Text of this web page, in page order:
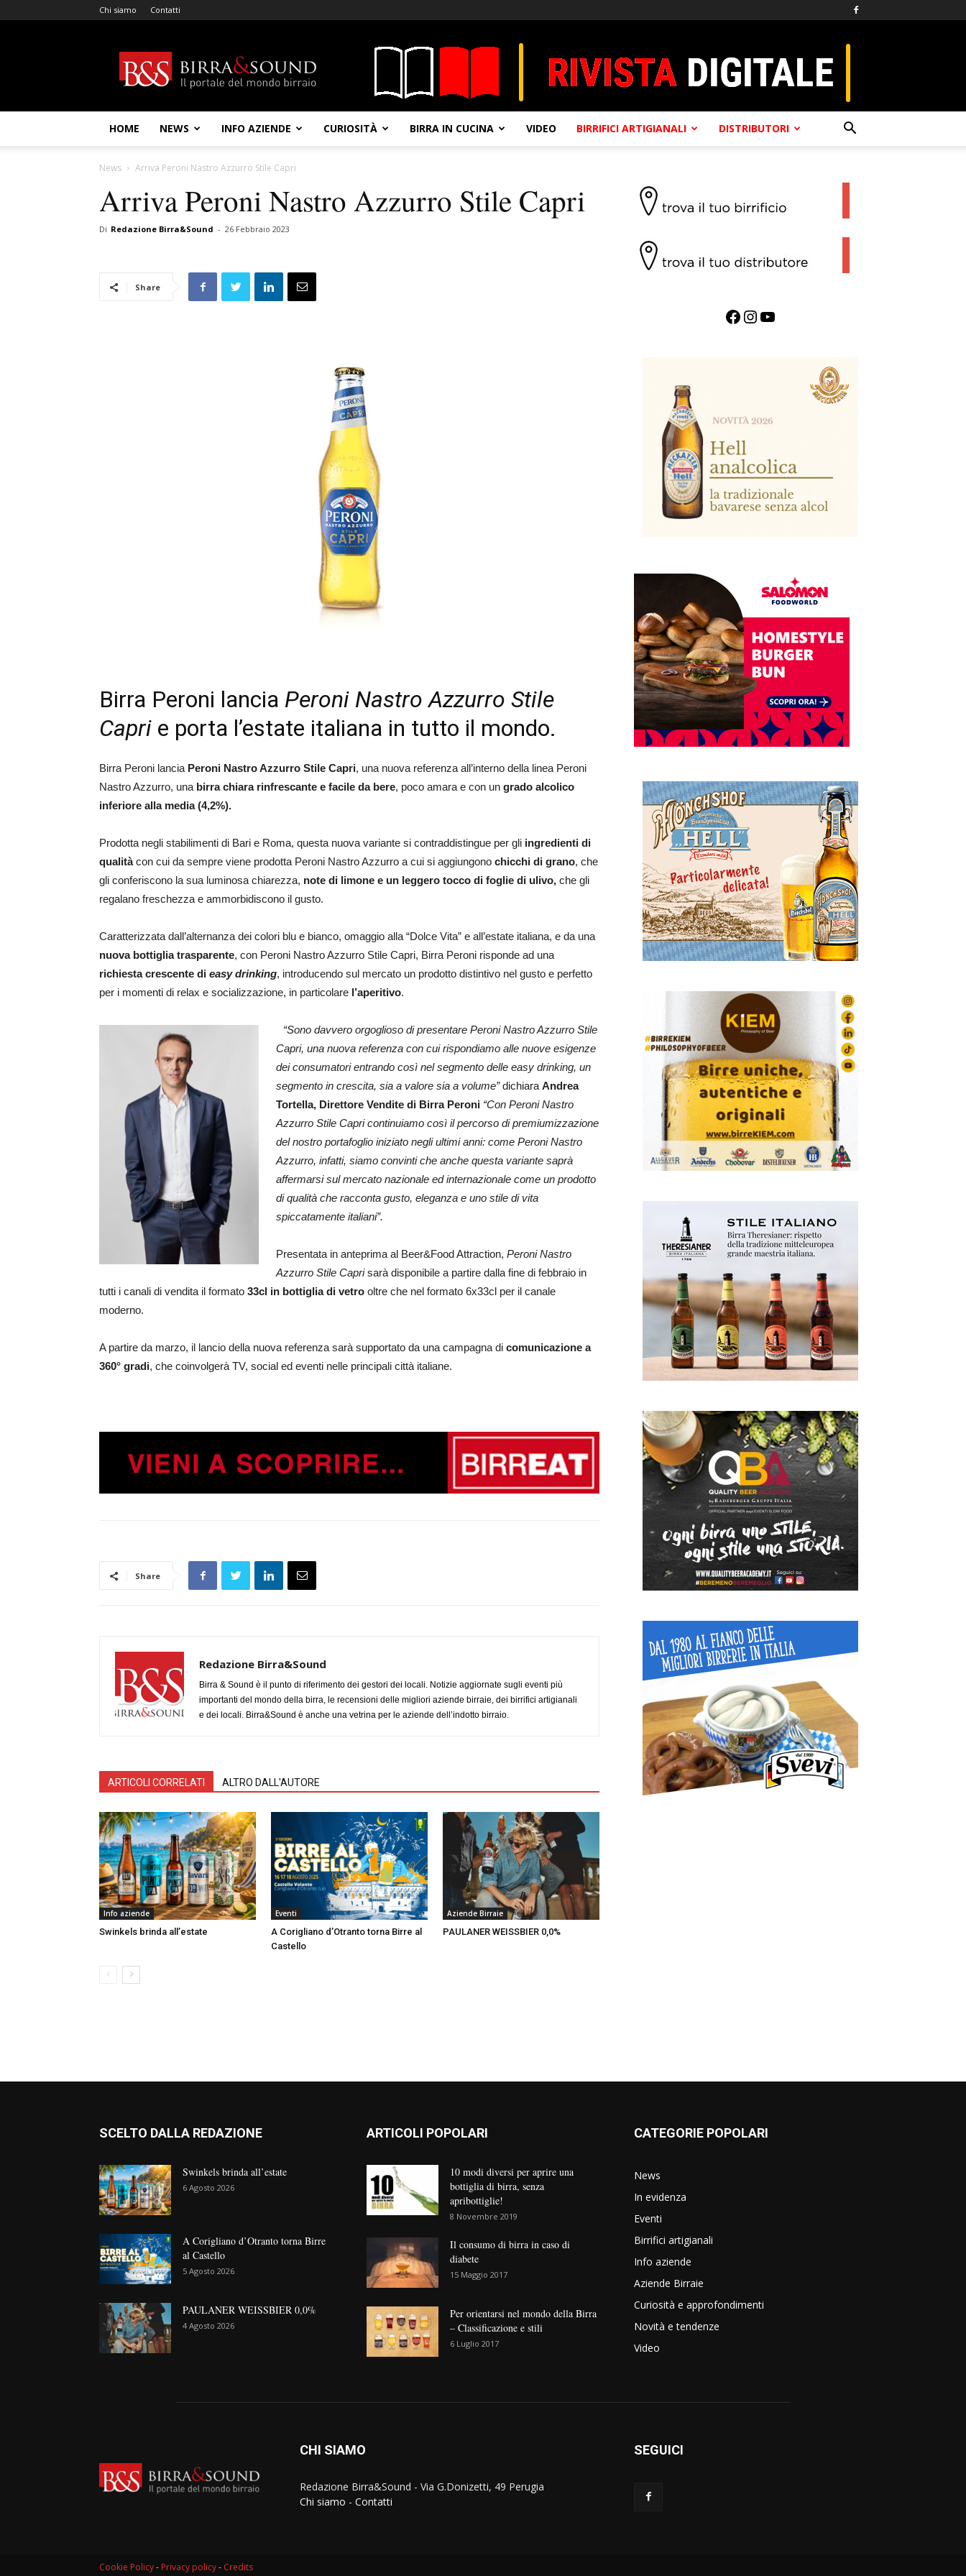
Chi siamo Contatti
&
Sound
HOME NEWS INFO AZIENDE CURIOSITÀ BIRRA IN CUCINA VIDEO BIRRIFICI ARTIGIANALI DISTRIBUTORI
News Arriva Peroni Nastro Azzurro Stile Capri
Arriva Peroni Nastro Azzurro Stile Capri
Di Redazione Birra&Sound - 26 Febbraio 2023
Share
Birra Peroni lancia Peroni Nastro Azzurro Stile
Capri e porta l’estate italiana in tutto il mondo.
Birra Peroni lancia Peroni Nastro Azzurro Stile Capri, una nuova referenza all’interno della linea Peroni
Nastro Azzurro, una birra chiara rinfrescante e facile da bere, poco amara e con un grado alcolico
inferiore alla media (4,2%).
Prodotta negli stabilimenti di Bari e Roma, questa nuova variante si contraddistingue per gli ingredienti di
qualitàcon cui da sempre viene prodotta Peroni Nastro Azzurro a cui si aggiungono chicchi di grano, che
gli conferiscono la sua luminosa chiarezza, note di limone e un leggero tocco di foglie di ulivo, che gli
regalano freschezza e ammorbidiscono il gusto.
Caratterizzata dall’alternanza dei colori blu e bianco, omaggio alla “Dolce Vita” e all’estate italiana, e da una
nuova bottiglia trasparente, con Peroni Nastro Azzurro Stile Capri, Birra Peroni risponde ad una
richiesta crescente di easy drinking, introducendo sul mercato un prodotto distintivo nel gusto e perfetto
per i momenti di relax e socializzazione, in particolare l’aperitivo.
“Sono davvero orgoglioso di presentare Peroni Nastro Azzurro Stile
Capri, una nuova referenza con cui rispondiamo alle nuove esigenze
dei consumatori entrando così nel segmento delle easy drinking, un
segmento in crescita, sia a valore sia a volume”dichiara Andrea
Tortella, Direttore Vendite di Birra Peroni “Con Peroni Nastro
Azzurro Stile Capri continuiamo così il percorso di premiumizzazione
del nostro portafoglio iniziato negli ultimi anni: come Peroni Nastro
Azzurro, infatti, siamo convinti che anche questa variante saprà
affermarsi sul mercato nazionale ed internazionale come un prodotto
di qualità che racconta gusto, eleganza e uno stile di vita
spiccatamente italiani”.
Presentata in anteprima al Beer&Food Attraction, Peroni Nastro
Azzurro Stile Caprisarà disponibile a partire dalla fine di febbraio in
tutti i canali di vendita il formato 33cl in bottiglia di vetro oltre che nel formato 6x33cl per il canale
moderno.
A partire da marzo, il lancio della nuova referenza sarà supportato da una campagna di comunicazione a
360° gradi, che coinvolgerà TV, social ed eventi nelle principali città italiane.
Share
Redazione Birra&Sound
Birra & Sound è il punto di riferimento dei gestori dei locali. Notizie aggiornate sugli eventi più
importanti del mondo della birra, le recensioni delle migliori aziende birraie, dei birrifici artigianali
e dei locali. Birra&Sound è anche una vetrina per le aziende dell’indotto birraio.
ARTICOLI CORRELATI ALTRO DALL'AUTORE
Info aziende
Swinkels brinda all’estate
Eventi
A Corigliano d’Otranto torna Birre al
Castello
Aziende Birraie
PAULANER WEISSBIER 0,0%
Facebook InstagramYouTube
SCELTO DALLA REDAZIONE
Swinkels brinda all’estate
6 Agosto 2026
A Corigliano d’Otranto torna Birre
al Castello
5 Agosto 2026
PAULANER WEISSBIER 0,0%
4 Agosto 2026
ARTICOLI POPOLARI
10 modi diversi per aprire una
bottiglia di birra, senza
apribottiglie!
8 Novembre 2019
Il consumo di birra in caso di
diabete
15 Maggio 2017
Per orientarsi nel mondo della Birra
– Classificazione e stili
6 Luglio 2017
CATEGORIE POPOLARI
News
In evidenza
Eventi
Birrifici artigianali
Info aziende
Aziende Birraie
Curiosità e approfondimenti
Novità e tendenze
Video
CHI SIAMO
Redazione Birra&Sound - Via G.Donizetti, 49 Perugia
Chi siamo - Contatti
SEGUICI
Cookie Policy- Privacy policy- Credits